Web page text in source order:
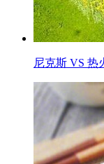
尼克斯 VS 热